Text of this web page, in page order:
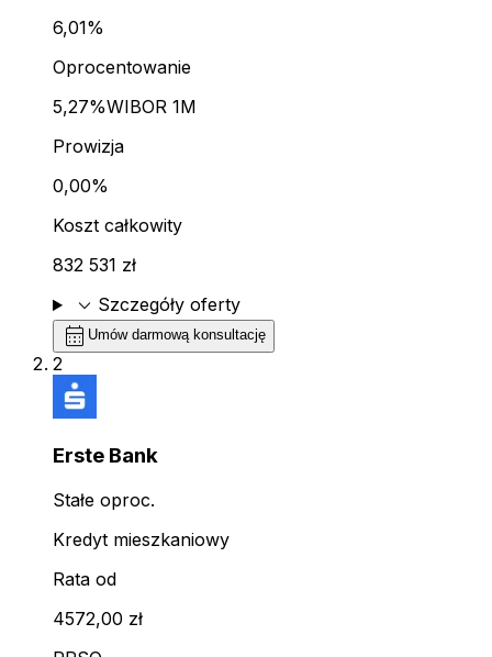
6,01%
Oprocentowanie
5,27%WIBOR 1M
Prowizja
0,00%
Koszt całkowity
832 531 zł
expand_more Szczegóły oferty
calendar_month Umów darmową konsultację
2
Erste Bank
Stałe oproc.
Kredyt mieszkaniowy
Rata od
4572,00 zł